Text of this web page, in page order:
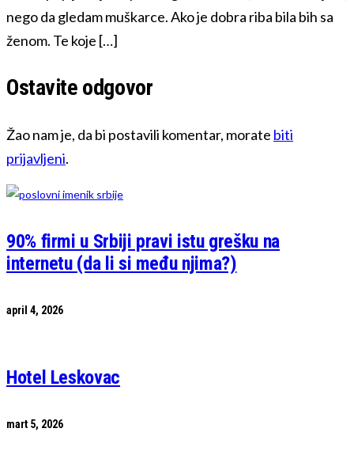
nego da gledam muškarce. Ako je dobra riba bila bih sa
ženom. Te koje […]
Ostavite odgovor
Žao nam je, da bi postavili komentar, morate biti
prijavljeni.
90% firmi u Srbiji pravi istu grešku na
internetu (da li si među njima?)
april 4, 2026
Hotel Leskovac
mart 5, 2026